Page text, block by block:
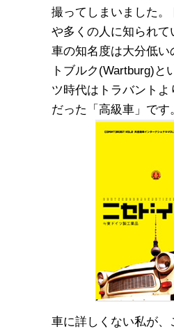
撮ってしまいました。
や多くの人に知られて
車の知名度は大分低い
トブルク(Wartburg)と
ツ時代はトラバント
だった「高級車」です
車に詳しくない私が、